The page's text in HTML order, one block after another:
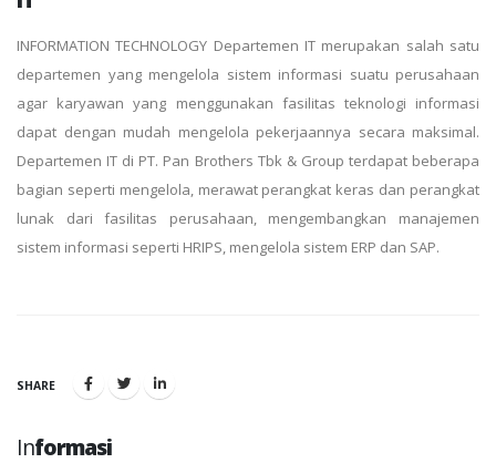
INFORMATION TECHNOLOGY Departemen IT merupakan salah satu
departemen yang mengelola sistem informasi suatu perusahaan
agar karyawan yang menggunakan fasilitas teknologi informasi
dapat dengan mudah mengelola pekerjaannya secara maksimal.
Departemen IT di PT. Pan Brothers Tbk & Group terdapat beberapa
bagian seperti mengelola, merawat perangkat keras dan perangkat
lunak dari fasilitas perusahaan, mengembangkan manajemen
sistem informasi seperti HRIPS, mengelola sistem ERP dan SAP.
SHARE
Informasi